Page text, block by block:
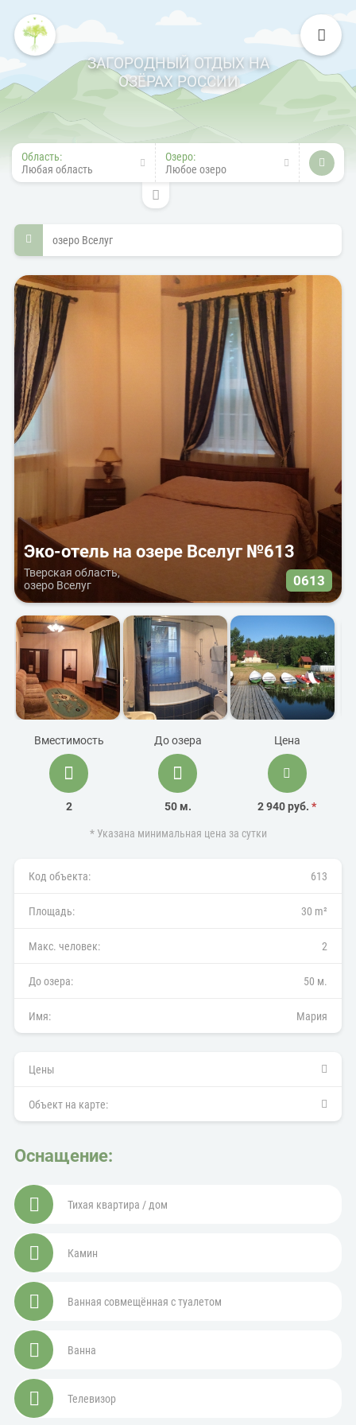
ЗАГОРОДНЫЙ ОТДЫХ НА
ОЗЁРАХ РОССИИ
Область:
Любая область
Озеро:
Любое озеро
озеро Вселуг
Эко-отель на озере Вселуг №613
Тверская область,
озеро Вселуг
0613
Вместимость
2
До озера
50 м.
Цена
2 940 руб.*
* Указана минимальная цена за сутки
Код объекта: 613
Площадь: 30 m²
Макс. человек: 2
До озера: 50 м.
Имя: Мария
Цены
Объект на карте:
Оснащение:
Тихая квартира / дом
Камин
Ванная совмещённая с туалетом
Ванна
Телевизор